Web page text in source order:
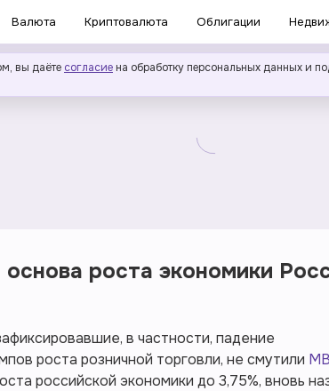
Валюта Криптовалюта Облигации
вы даёте согласие на обработку персональных данных и
роста экономики
в частности, падение
роста розничной торговли, не смутили
российской экономики до 3,75%, вновь